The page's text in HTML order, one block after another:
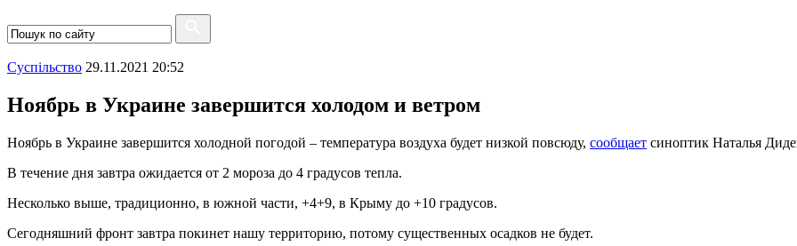
Суспiльство 29.11.2021 20:52
Ноябрь в Украине завершится холодом и ветром
Ноябрь в Украине завершится холодной погодой – температура воздуха будет низкой повсюду, сообщает синоптик Наталья
В течение дня завтра ожидается от 2 мороза до 4 градусов тепла.
Несколько выше, традиционно, в южной части, +4+9, в Крыму до +10 градусов.
Сегодняшний фронт завтра покинет нашу территорию, потому существенных осадков не будет.